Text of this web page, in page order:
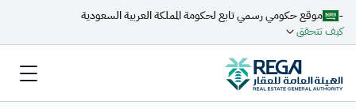
-
موقع حكومي رسمي تابع لحكومة المملكة العربية السعودية
كيف تتحقق